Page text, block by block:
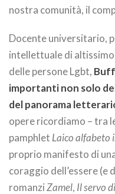
nostra comunità, il
Docente universitario,
intellettuale di
delle persone Lgbt,
importanti non solo
del panorama
opere ricordiamo – tra
pamphlet Laico alfabeto
proprio manifesto di
coraggio dell’essere (e
romanziZamel, Il servo